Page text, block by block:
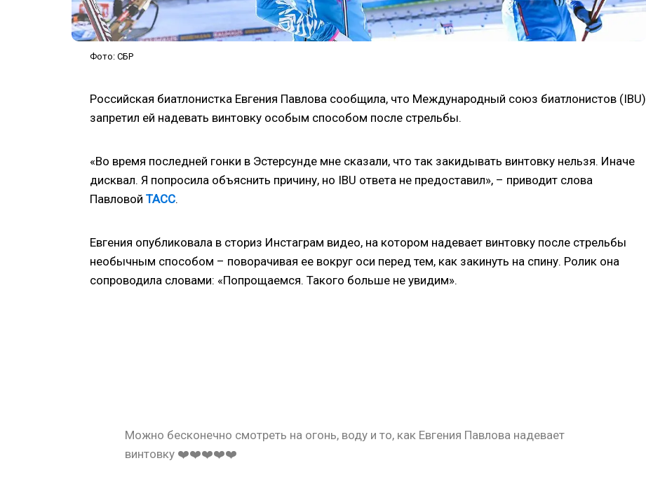
Фото: СБР
Российская биатлонистка Евгения Павлова сообщила, что Международный союз биатлонистов (IBU)
запретил ей надевать винтовку особым способом после стрельбы.
«Во время последней гонки в Эстерсунде мне сказали, что так закидывать винтовку нельзя. Иначе
дисквал. Я попросила объяснить причину, но IBU ответа не предоставил», – приводит слова
Павловой ТАСС.
Евгения опубликовала в сториз Инстаграм видео, на котором надевает винтовку после стрельбы
необычным способом – поворачивая ее вокруг оси перед тем, как закинуть на спину. Ролик она
сопроводила словами: «Попрощаемся. Такого больше не увидим».
Можно бесконечно смотреть на огонь, воду и то, как Евгения Павлова надевает
винтовку ❤️❤️❤️❤️❤️